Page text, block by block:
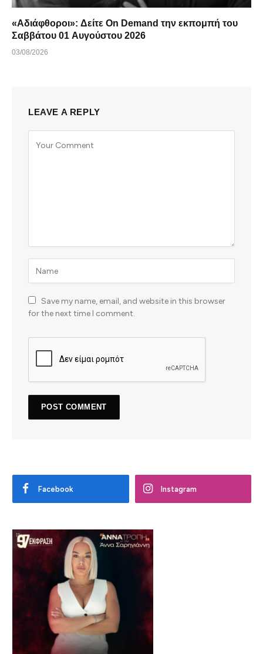
«Αδιάφθοροι»: Δείτε On Demand την εκπομπή του
Σαββάτου 01 Αυγούστου 2026
03/08/2026
LEAVE A REPLY
Save my name, email, and website in this browser
for the next time I comment.
Facebook Instagram